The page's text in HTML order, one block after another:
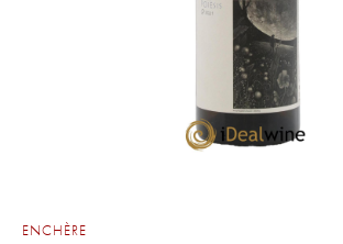
ENCHÈRE